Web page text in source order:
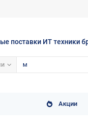
поставки ИТ техники
Акции